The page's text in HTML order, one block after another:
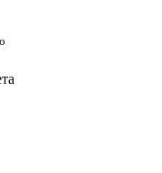
о